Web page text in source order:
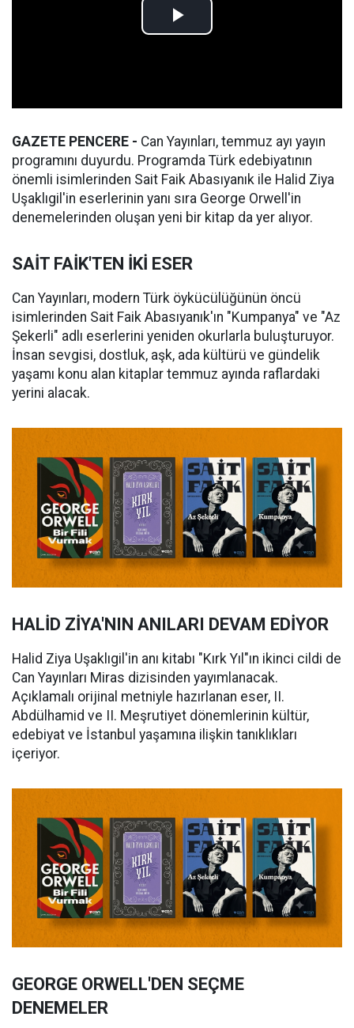
GAZETE PENCERE - Can Yayınları, temmuz ayı yayın
programını duyurdu. Programda Türk edebiyatının
önemli isimlerinden Sait Faik Abasıyanık ile Halid Ziya
Uşaklıgil'in eserlerinin yanı sıra George Orwell'in
denemelerinden oluşan yeni bir kitap da yer alıyor.
SAİT FAİK'TEN İKİ ESER
Can Yayınları, modern Türk öykücülüğünün öncü
isimlerinden Sait Faik Abasıyanık'ın "Kumpanya" ve "Az
Şekerli" adlı eserlerini yeniden okurlarla buluşturuyor.
İnsan sevgisi, dostluk, aşk, ada kültürü ve gündelik
yaşamı konu alan kitaplar temmuz ayında raflardaki
yerini alacak.
HALİD ZİYA'NIN ANILARI DEVAM EDİYOR
Halid Ziya Uşaklıgil'in anı kitabı "Kırk Yıl"ın ikinci cildi de
Can Yayınları Miras dizisinden yayımlanacak.
Açıklamalı orijinal metniyle hazırlanan eser, II.
Abdülhamid ve II. Meşrutiyet dönemlerinin kültür,
edebiyat ve İstanbul yaşamına ilişkin tanıklıkları
içeriyor.
GEORGE ORWELL'DEN SEÇME
DENEMELER